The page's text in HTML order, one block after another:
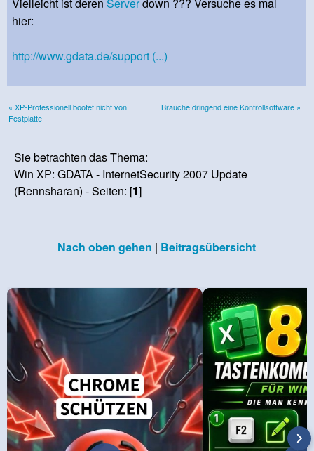
Vielleicht ist deren Serverdown ??? Versuche es mal
hier:
http://www.gdata.de/support (...)
« XP-Professionell bootet nicht von
Festplatte
Brauche dringend eine Kontrollsoftware »
Sie betrachten das Thema:
Win XP: GDATA - InternetSecurity 2007 Update
(Rennsharan) - Seiten: [1]
Nach oben gehen | Beitragsübersicht